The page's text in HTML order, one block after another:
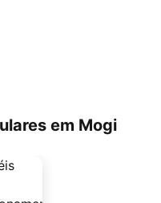
em Mogi